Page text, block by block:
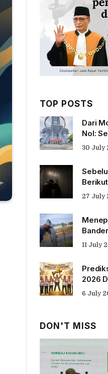
TOP POSTS
Dari
Nol:
30 July
27 July
11 July
2026
6 July
DON'T MISS